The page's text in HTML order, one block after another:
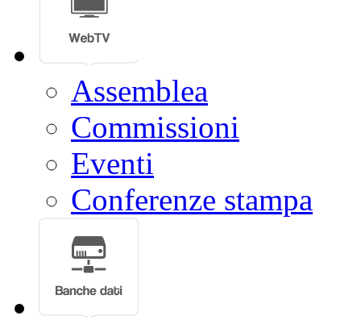
Assemblea
Commissioni
Eventi
Conferenze stampa